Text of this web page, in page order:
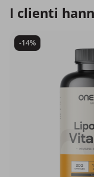
I clienti
-14%